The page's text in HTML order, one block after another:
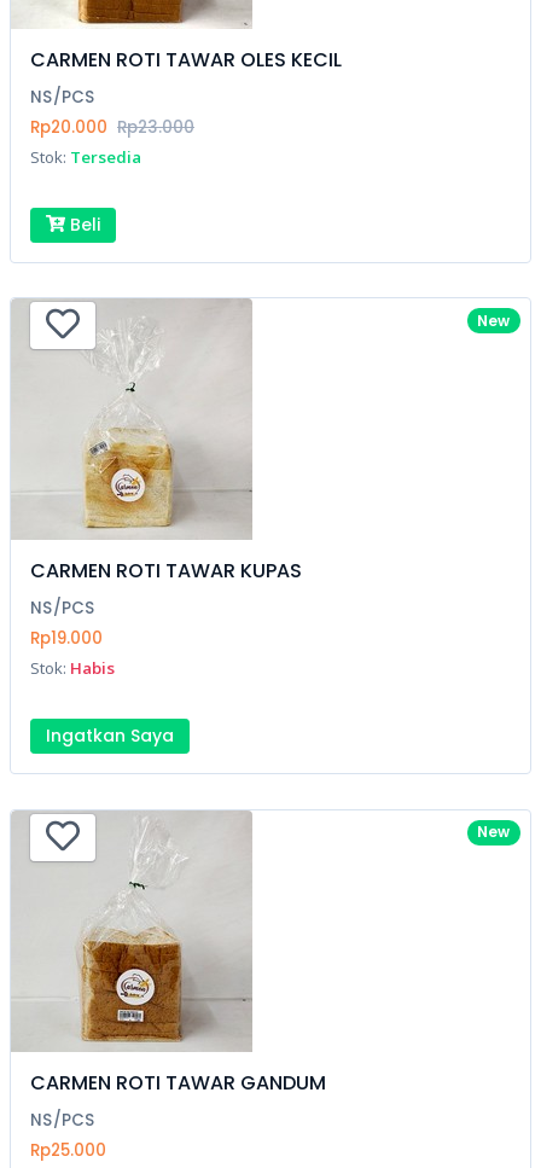
CARMEN ROTI TAWAR OLES KECIL
NS/PCS
Rp20.000 Rp23.000
Stok: Tersedia
Beli
New
CARMEN ROTI TAWAR KUPAS
NS/PCS
Rp19.000
Stok: Habis
Ingatkan Saya
New
CARMEN ROTI TAWAR GANDUM
NS/PCS
Rp25.000